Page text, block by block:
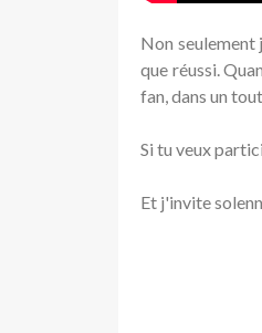
Non seulement
que réussi.
fan, dans un
Si tu veux
Et j'invite